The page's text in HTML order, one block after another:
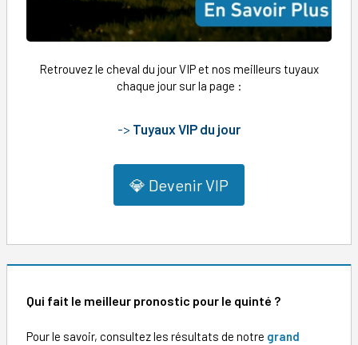
Retrouvez le cheval du jour VIP et nos meilleurs tuyaux
chaque jour sur la page :
-> Tuyaux VIP du jour
💎 Devenir VIP
Qui fait le meilleur pronostic pour le quinté ?
Pour le savoir, consultez les résultats de notre grand